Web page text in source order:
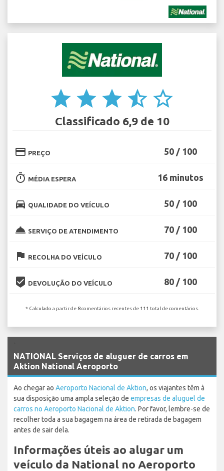
star star star star_half star_border
Classificado 6,9 de 10
credit_card PREÇO 50 / 100
timer MÉDIA ESPERA 16 minutos
directions_car QUALIDADE DO VEÍCULO 50 / 100
room_service SERVIÇO DE ATENDIMENTO 70 / 100
flag RECOLHA DO VEÍCULO 70 / 100
beenhere DEVOLUÇÃO DO VEÍCULO 80 / 100
* Calculado a partir de 8 comentários recentes de 111 total de comentários.
NATIONAL Serviços de aluguer de carros em
Aktion National Aeroporto
Ao chegar ao Aeroporto Nacional de Aktion, os viajantes têm à
sua disposição uma ampla seleção de empresas de aluguel de
carros no Aeroporto Nacional de Aktion. Por favor, lembre-se de
recolher toda a sua bagagem na área de retirada de bagagem
antes de sair dela.
Informações úteis ao alugar um
veículo da National no Aeroporto